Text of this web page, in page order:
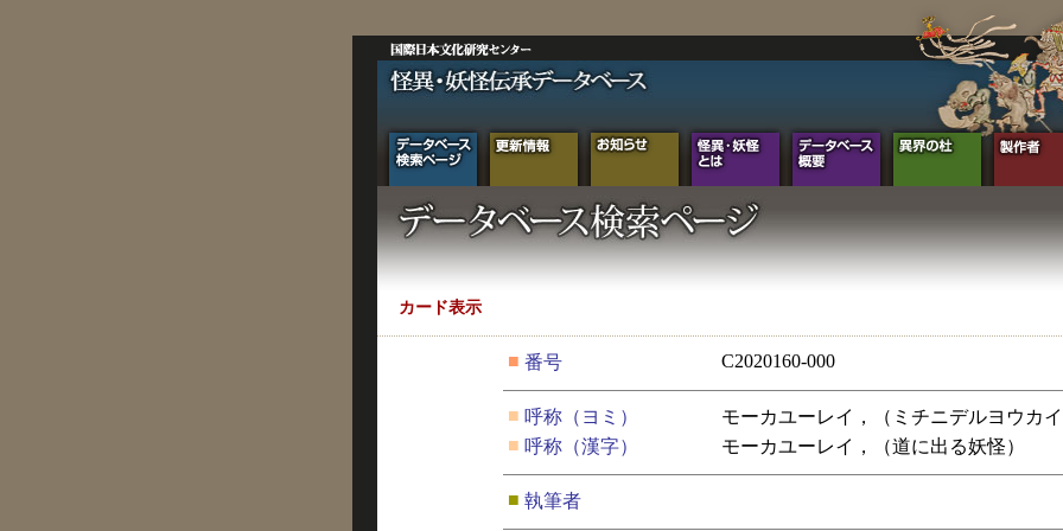
カード表示
■ 番号 C2020160-000
■ 呼称（ヨミ）
モーカユーレイ，（ミチニデルヨウカ
■ 呼称（漢字） モーカユーレイ，（道に出る妖怪）
■ 執筆者